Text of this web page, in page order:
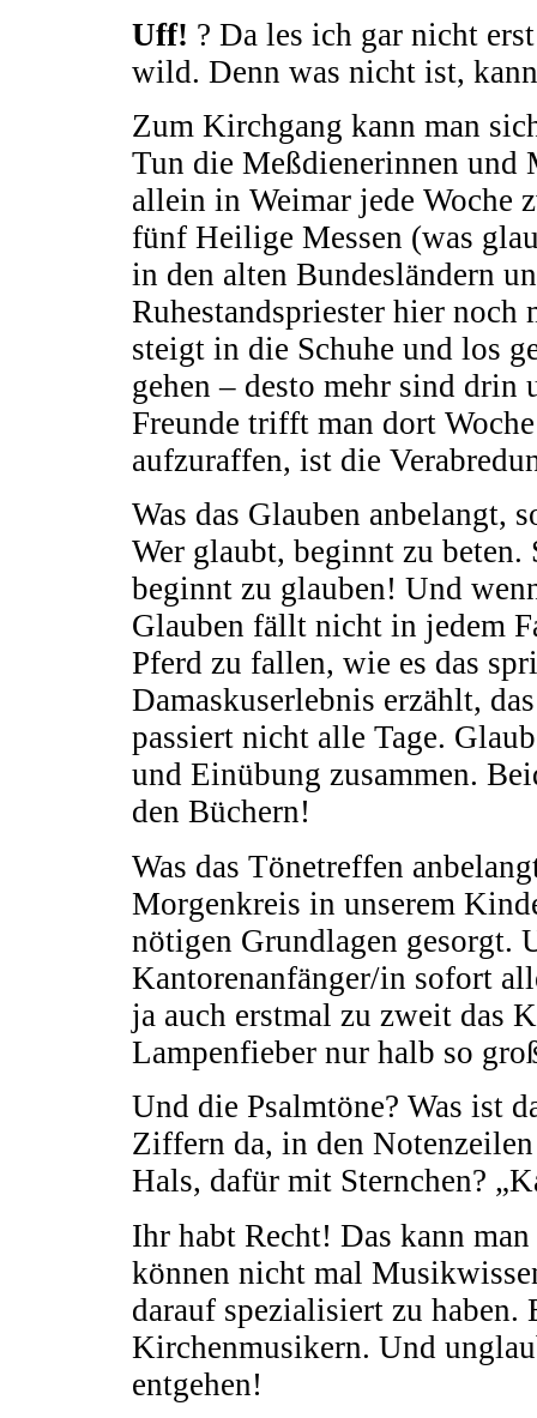
Uff! ? Da les ich gar nicht
wild. Denn was nicht ist,
Zum Kirchgang kann man
Tun die Meßdienerinnen und
allein in Weimar jede Woche
fünf Heilige Messen (was
in den alten Bundesländern
Ruhestandspriester hier
steigt in die Schuhe und los
gehen – desto mehr sind drin
Freunde trifft man dort
aufzuraffen, ist die
Was das Glauben anbelangt,
Wer glaubt, beginnt zu beten.
beginnt zu glauben! Und
Glauben fällt nicht in jedem
Pferd zu fallen, wie es das
Damaskuserlebnis erzählt,
passiert nicht alle Tage.
und Einübung zusammen.
den Büchern!
Was das Tönetreffen
Morgenkreis in unserem
nötigen Grundlagen gesorgt.
Kantorenanfänger/in sofort
ja auch erstmal zu zweit das
Lampenfieber nur halb so
Und die Psalmtöne? Was ist
Ziffern da, in den
Hals, dafür mit Sternchen?
Ihr habt Recht! Das kann
können nicht mal
darauf spezialisiert zu haben.
Kirchenmusikern. Und
entgehen!